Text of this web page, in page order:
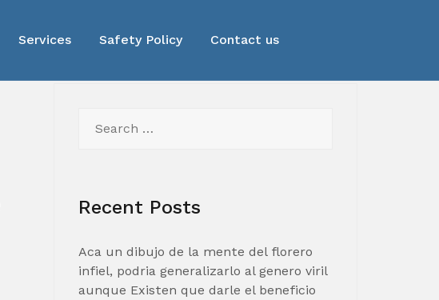
Services Safety Policy Contact us
for:
Recent Posts
Aca un dibujo de la mente del florero
infiel, podria generalizarlo al genero viril
aunque Existen que darle el beneficio